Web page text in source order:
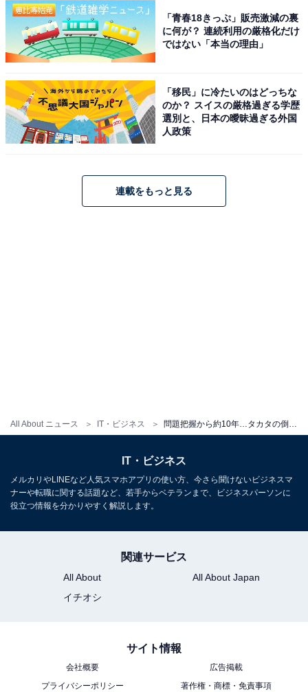
All About ニュース IT・ビジネス
同族経営。高田家というオーナー家の存在です。上場企
業タカタにあって、高田重久会長兼社長は言わずと知れ
たオーナー経営者です。関連会社の持ち株を含めた実質
的な持ち株比率は50パーセント超。オーナー企業は、規
模の大小を問わず、基本は同じこと。企業持分の大口所
有者であるわけで、何か起きた時にどうしてもオーナー
一族の資産を守ろうとする意識が働くものなのです。
ようとも、債務超過に陥る前に廃業することでオーナー
家の取り分を確保したい、そんなことを平気で行動に移
質
もうひとつは、「外なる同族」。これは簡単に申し上げ
ると自動車業界特有の馴れ合い体質です。元々、タカタ
はホンダと組んだレジェンドを皮切りとした大量生産体
とでした。よく言えば二人三脚、悪く言えばなあなあの
関係の中で、メーカーがなかなか厳しい姿勢に転じるこ
となく来てしまったことも、タカダのあらゆる対応遅れ
「青春18きっぷ」販売激減の裏
に何が？ 連続利用の厳格化だけ
ではない「本当の理由」
「移民」に冷たいのはどっちな
のか？ スイスの厳格過ぎる学歴
選別と、日本の曖昧過ぎる外国
人政策
連載をもっと見る
IT・ビジネス
メルカリやLINEなど人気スマホアプリの使い方、今さら聞けないビジネスマ
ナーや転職に関する話題など、若手からベテランまで、ビジネスパーソンに
役立つ情報を分かりやすく解説します。
関連サービス
All About
All About Japan
イチオシ
サイト情報
会社概要
広告掲載
プライバシーポリシー
著作権・商標・免責事項